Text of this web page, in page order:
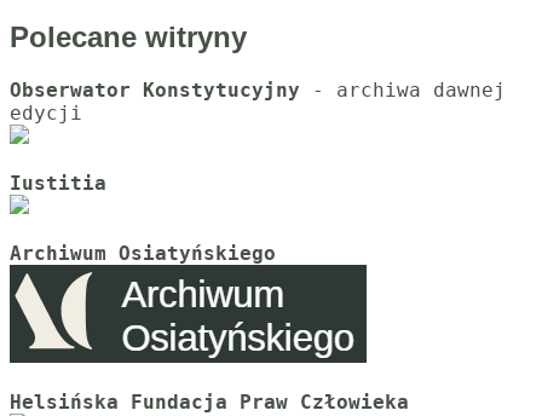
Polecane witryny
Obserwator Konstytucyjny - archiwa dawnej
Iustitia
Archiwum Osiatyńskiego
Helsińska Fundacja Praw Człowieka